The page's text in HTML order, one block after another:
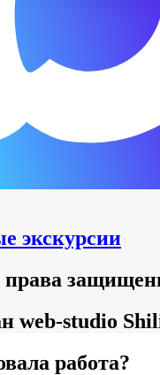
экскурсии
права
web-studio
работа?